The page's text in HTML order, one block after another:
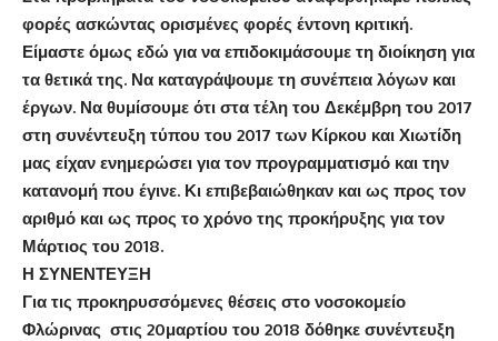
φορές ασκώντας ορισμένες φορές έντονη κριτική.
Είμαστε όμως εδώ για να επιδοκιμάσουμε τη διοίκηση για
τα θετικά της. Να καταγράψουμε τη συνέπεια λόγων και
έργων. Να θυμίσουμε ότι στα τέλη του Δεκέμβρη του 2017
στη συνέντευξη τύπου του 2017 των Κίρκου και Χιωτίδη
μας είχαν ενημερώσει για τον προγραμματισμό και την
κατανομή που έγινε. Κι επιβεβαιώθηκαν και ως προς τον
αριθμό και ως προς το χρόνο της προκήρυξης για τον
Μάρτιος του 2018.
Η ΣΥΝΕΝΤΕΥΞΗ
Για τις προκηρυσσόμενες θέσεις στο νοσοκομείο
Φλώρινας στις 20μαρτίου του 2018 δόθηκε συνέντευξη